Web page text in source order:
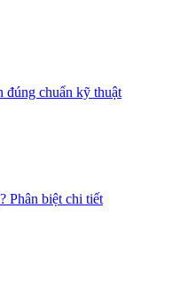
đúng chuẩn kỹ thuật
Phân biệt chi tiết